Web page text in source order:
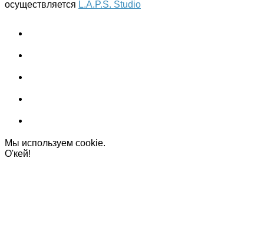
осуществляется L.A.P.S. Studio
Мы используем cookie.
О'кей!